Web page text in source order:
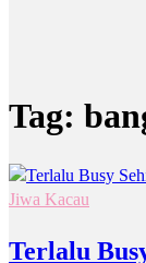
Tag:
Jiwa Kacau
Terlalu